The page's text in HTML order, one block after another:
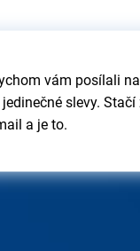
vám posílali
jedinečné slevy.
a je to.